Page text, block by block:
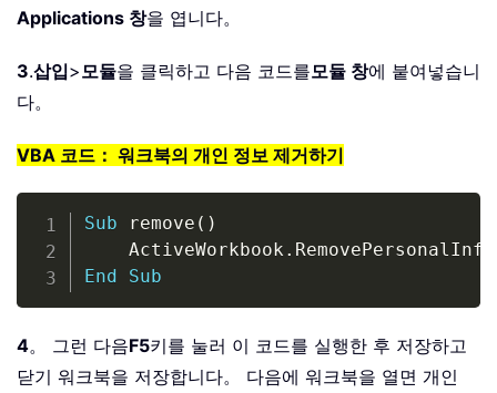
Applications 창을 엽니다。
3.삽입>모듈을 클릭하고 다음 코드를모듈 창에 붙여넣습니
다。
VBA 코드： 워크북의 개인 정보 제거하기
Sub remove ( )
    ActiveWorkbook
.
End
Sub
4。 그런 다음F5키를 눌러 이 코드를 실행한 후 저장하고
닫기 워크북을 저장합니다。 다음에 워크북을 열면 개인